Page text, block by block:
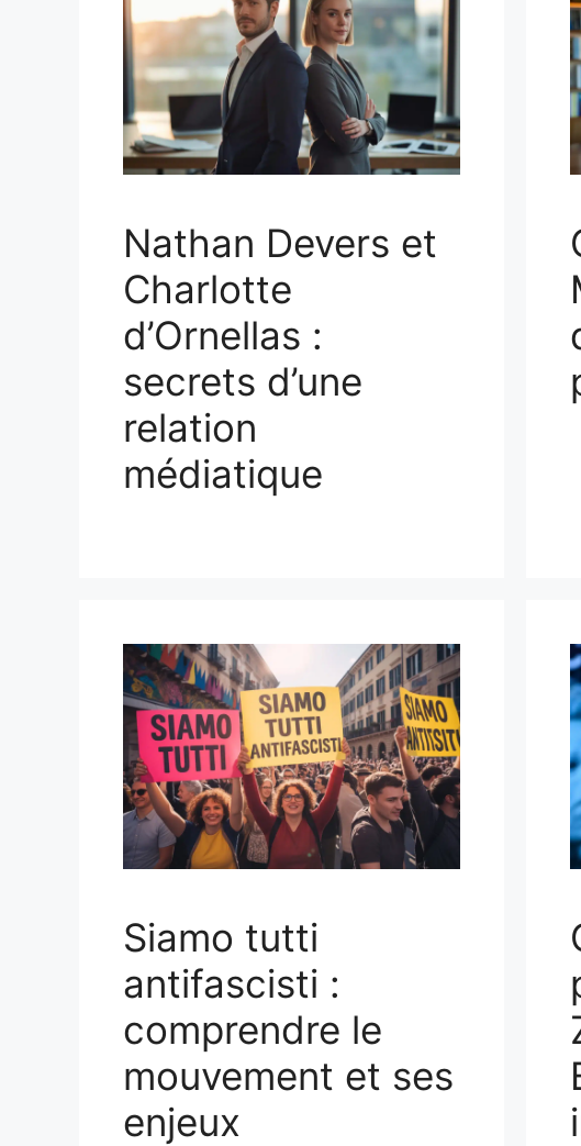
Nathan Devers et
Charlotte
d’Ornellas :
secrets d’une
relation
médiatique
Siamo tutti
antifascisti :
comprendre le
mouvement et ses
enjeux